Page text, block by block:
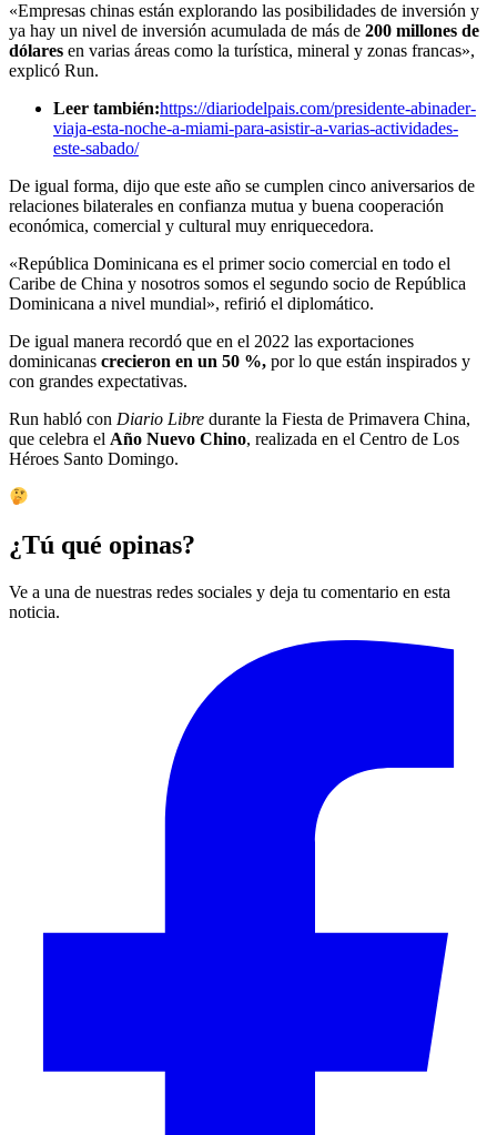
«Empresas chinas están explorando las posibilidades de inversión y
ya hay un nivel de inversión acumulada de más de 200 millones de
dólares en varias áreas como la turística, mineral y zonas francas»,
explicó Run.
Leer también:https://diariodelpais.com/presidente-abinader-
viaja-esta-noche-a-miami-para-asistir-a-varias-actividades-
este-sabado/
De igual forma, dijo que este año se cumplen cinco aniversarios de
relaciones bilaterales en confianza mutua y buena cooperación
económica, comercial y cultural muy enriquecedora.
«República Dominicana es el primer socio comercial en todo el
Caribe de China y nosotros somos el segundo socio de República
Dominicana a nivel mundial», refirió el diplomático.
De igual manera recordó que en el 2022 las exportaciones
dominicanas crecieron en un 50 %, por lo que están inspirados y
con grandes expectativas.
Run habló con Diario Libre durante la Fiesta de Primavera China,
que celebra el Año Nuevo Chino, realizada en el Centro de Los
Héroes Santo Domingo.
¿Tú qué opinas?
Ve a una de nuestras redes sociales y deja tu comentario en esta
noticia.